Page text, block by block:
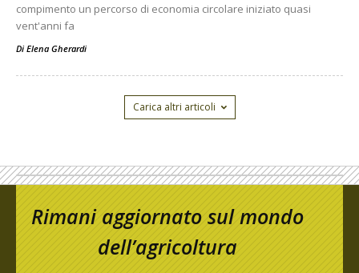
compimento un percorso di economia circolare iniziato quasi
vent'anni fa
Di Elena Gherardi
Carica altri articoli
Rimani aggiornato sul mondo
dell’agricoltura